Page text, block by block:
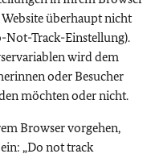
Website überhaupt nicht
Not-Track-Einstellung).
wird dem
oder Besucher
möchten oder nicht.
Browser vorgehen,
„Do not track